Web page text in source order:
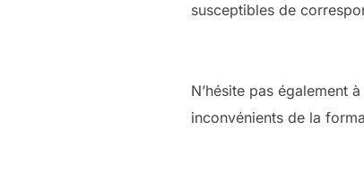
susceptibles de
N’hésite pas également
inconvénients de la